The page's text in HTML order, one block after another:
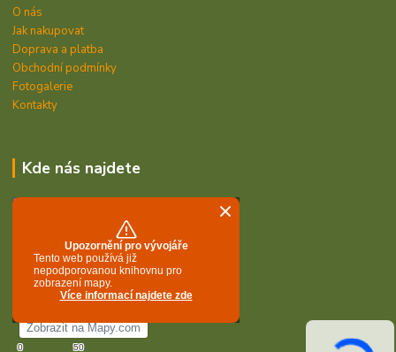
O nás
Jak nakupovat
Doprava a platba
Obchodní podmínky
Fotogalerie
Kontakty
Kde nás najdete